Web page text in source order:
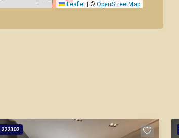
Leaflet © OpenStreetMap
222302